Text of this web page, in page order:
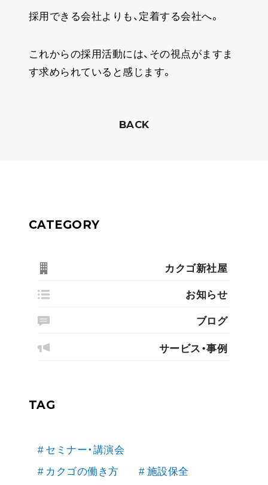
採用できる会社よりも、定着する会社へ。
これからの採用活動には、その視点がますま
す求められていると感じます。
BACK
CATEGORY
カクゴ新社屋
お知らせ
ブログ
サービス・事例
TAG
セミナー・講演会
カクゴの働き方
施設保全